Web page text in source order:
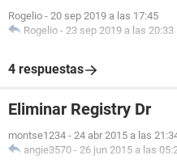
Rogelio - 20 sep 2019 a las 17:45
Rogelio - 23 sep 2019 a las 20:33
4 respuestas
Eliminar Registry Dr
montse1234 - 24 abr 2015 a las
angie3570 - 26 jun 2015 a las